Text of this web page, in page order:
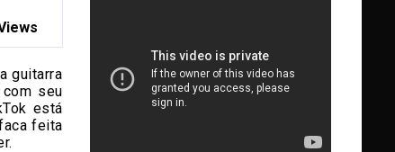
guitarra
seu
está
feita